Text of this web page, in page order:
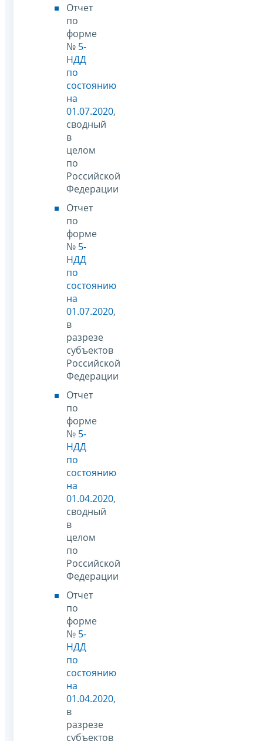
Отчет
по
форме
№ 5-
НДД
по
состоянию
на
01.07.2020,
сводный
в
целом
по
Российской
Федерации
Отчет
по
форме
№ 5-
НДД
по
состоянию
на
01.07.2020,
в
разрезе
субъектов
Российской
Федерации
Отчет
по
форме
№ 5-
НДД
по
состоянию
на
01.04.2020,
сводный
в
целом
по
Российской
Федерации
Отчет
по
форме
№ 5-
НДД
по
состоянию
на
01.04.2020,
в
разрезе
субъектов